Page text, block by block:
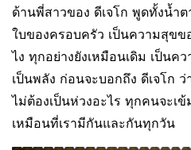
ด้านพี่สาวของ ดีเจโก พูดทั้งน้ำต
ใบของครอบครัว เป็นความสุขข
ไง ทุกอย่างยังเหมือนเดิม เป็นค
เป็นพลัง ก่อนจะบอกถึง ดีเจโก
ไม่ต้องเป็นห่วงอะไร ทุกคนจะเ
เหมือนที่เรามีกันและกันทุกวัน